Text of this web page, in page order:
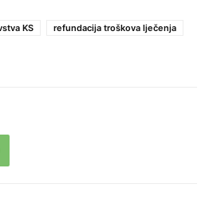
KS
refundacija troškova lječenja